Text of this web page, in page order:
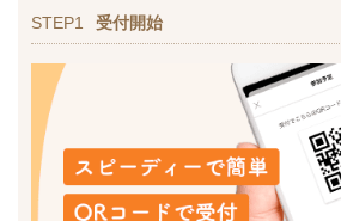
STEP1 受付開始